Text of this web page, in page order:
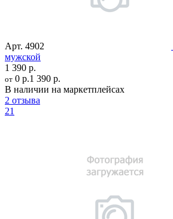
Арт. 4902
мужской
1 390 р.
от 0 р.1 390 р.
В наличии на маркетплейсах
2 отзыва
21